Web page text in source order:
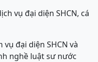
vụ đại diện SHCN, cá
đại diện SHCN và
nghề luật sư nước